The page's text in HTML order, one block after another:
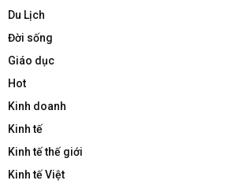
Du Lịch
Đời sống
Giáo dục
Hot
Kinh doanh
Kinh tế
Kinh tế thế giới
Kinh tế Việt